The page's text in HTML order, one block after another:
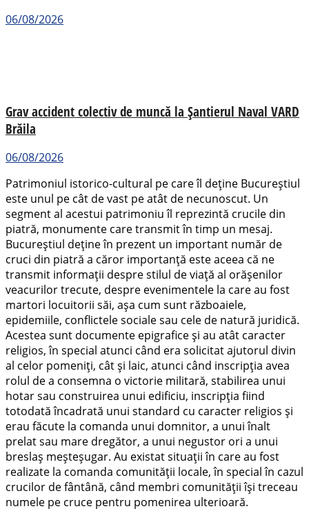
06/08/2026
Grav accident colectiv de muncă la Șantierul Naval VARD
Brăila
06/08/2026
Patrimoniul istorico-cultural pe care îl deține Bucureștiul
este unul pe cât de vast pe atât de necunoscut. Un
segment al acestui patrimoniu îl reprezintă crucile din
piatră, monumente care transmit în timp un mesaj.
Bucureștiul deține în prezent un important număr de
cruci din piatră a căror importanță este aceea că ne
transmit informații despre stilul de viață al orășenilor
veacurilor trecute, despre evenimentele la care au fost
martori locuitorii săi, așa cum sunt războaiele,
epidemiile, conflictele sociale sau cele de natură juridică.
Acestea sunt documente epigrafice și au atât caracter
religios, în special atunci când era solicitat ajutorul divin
al celor pomeniți, cât și laic, atunci când inscripția avea
rolul de a consemna o victorie militară, stabilirea unui
hotar sau construirea unui edificiu, inscripția fiind
totodată încadrată unui standard cu caracter religios şi
erau făcute la comanda unui domnitor, a unui înalt
prelat sau mare dregător, a unui negustor ori a unui
breslaș meșteșugar. Au existat situații în care au fost
realizate la comanda comunității locale, în special în cazul
crucilor de fântână, când membri comunității își treceau
numele pe cruce pentru pomenirea ulterioară.